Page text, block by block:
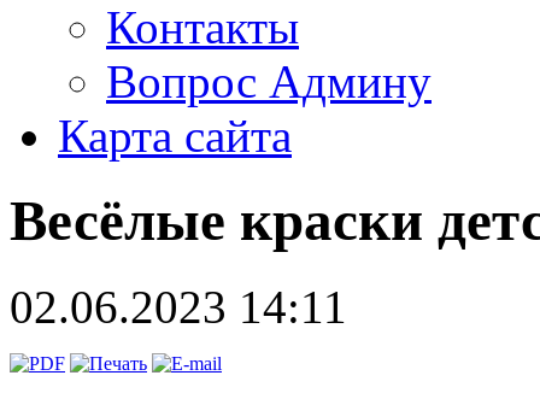
Контакты
Вопрос Админу
Карта сайта
Весёлые краски
02.06.2023 14:11